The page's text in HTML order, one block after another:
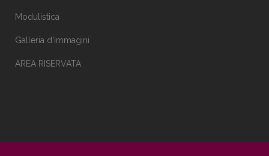
Modulistica
Galleria d’immagini
AREA RISERVATA